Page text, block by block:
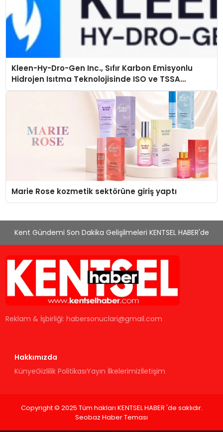
Kleen-Hy-Dro-Gen Inc., Sıfır Karbon Emisyonlu
Hidrojen Isıtma Teknolojisinde ISO ve TSSA
Düzenleyici Onaylarını Aldı
Marie Rose kozmetik sektörüne giriş yaptı
Kent Gündemi Son Dakika Gelişilmeleri KENTSEL HABER'de
Reklam & İşbirliği:habersonuclari@gmail.com
Hakkımızda
KünyeGizlilik PolitikasıYayın İlkelerimizİletişim
Copyright © 2025 Tüm hakları KENTSEL HABER 'de saklıdır.
Seobaz Haber Teması